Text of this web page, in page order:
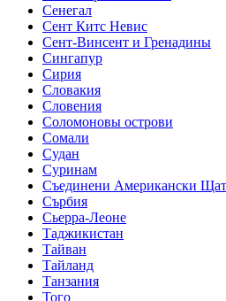
Сенегал
Сент Китс Невис
Сент-Винсент и Гренадины
Сингапур
Сирия
Словакия
Словения
Соломоновы острови
Сомали
Судан
Суринам
Съединени Американски
Сърбия
Сьерра-Леоне
Таджикистан
Тайван
Тайланд
Танзания
Того